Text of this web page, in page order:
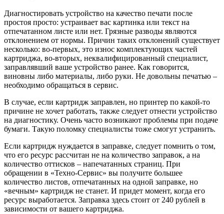
Диагностировать устройство на качество печати после
простоя просто: устраивает вас картинка или текст на
отпечатанном листе или нет. Грязные разводы являются
отклонением от нормы. Причин таких отклонений существует
несколько: во-первых, это износ комплектующих частей
картриджа, во-вторых, неквалифицированный специалист,
заправлявший ваше устройство ранее. Как говорится,
виновны либо материалы, либо руки. Не довольны печатью –
необходимо обращаться в сервис.
В случае, если картридж заправлен, но принтер по какой-то
причине не хочет работать, также следует отнести устройство
на диагностику. Очень часто возникают проблемы при подаче
бумаги. Такую поломку специалисты тоже смогут устранить.
Если картридж нуждается в заправке, следует помнить о том,
что его ресурс рассчитан не на количество заправок, а на
количество оттисков – напечатанных страниц. При
обращении в «Техно-Сервис» вы получите большее
количество листов, отпечатанных на одной заправке, но
«вечным» картридж не станет. И придет момент, когда его
ресурс выработается. Заправка здесь стоит от 240 рублей в
зависимости от вашего картриджа.